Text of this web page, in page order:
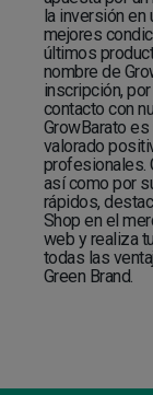
la inversión en
mejores
últimos
nombre de
inscripción,
contacto con
GrowBarato
valorado
profesionales.
así como por
rápidos,
Shop en el
web y realiza
todas las
Green Brand.